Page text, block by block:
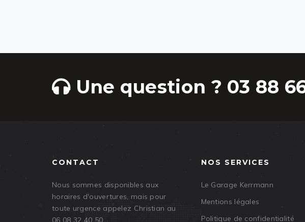
Une question ? 03 88
CONTACT
Nous sommes disponibles aux
horaires d'ouvertures, mais pour
toute urgence appelez Christian au
06 08 32 40 50
NOS SERVICES
Le Garage Kerrmann
Mentions légales
Politique de confidentialité